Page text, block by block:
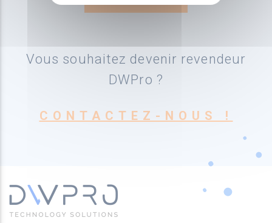
Vous souhaitez devenir revendeur
DWPro ?
CONTACTEZ-NOUS !